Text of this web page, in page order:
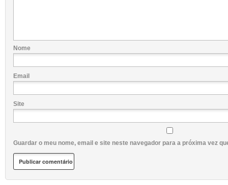
Nome
Email
Site
Guardar o meu nome, email e site neste navegador para a próxima vez